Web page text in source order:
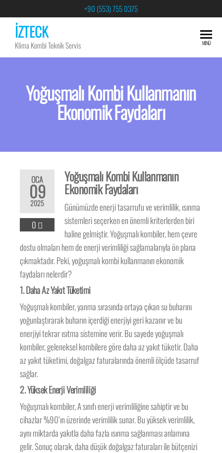
+90 (553) 755 0375
İZTECK
Klima Kombi Teknik Servis MENÜ
Yoğuşmalı Kombi Kullanmanın
Ekonomik Faydaları
OCA
09
2025
0
Yoğuşmalı Kombi Kullanmanın
Ekonomik Faydaları
Günümüzde enerji tasarrufu ve verimlilik, ısınma
sistemleri seçerken en önemli kriterlerden biri
haline gelmiştir. Yoğuşmalı kombiler, hem çevre
dostu olmaları hem de enerji verimliliği sağlamalarıyla ön plana
çıkmaktadır. Peki, yoğuşmalı kombi kullanmanın ekonomik
faydaları nelerdir?
1.Daha Az Yakıt Tüketimi
Yoğuşmalı kombiler, yanma sırasında ortaya çıkan su buharını
yoğunlaştırarak buharın içerdiği enerjiyi geri kazanır ve bu
enerjiyi tekrar ısıtma sistemine verir. Bu sayede yoğuşmalı
kombiler, geleneksel kombilere göre daha az yakıt tüketir. Daha
az yakıt tüketimi, doğalgaz faturalarında önemli ölçüde tasarruf
sağlar.
2.Yüksek Enerji Verimliliği
Yoğuşmalı kombiler, A sınıfı enerji verimliliğine sahiptir ve bu
cihazlar %90’ın üzerinde verimlilik sunar. Bu yüksek verimlilik,
aynı miktarda yakıtla daha fazla ısınma sağlanması anlamına
gelir. Sonuç olarak, daha düşük doğalgaz faturaları ile bütçenizi